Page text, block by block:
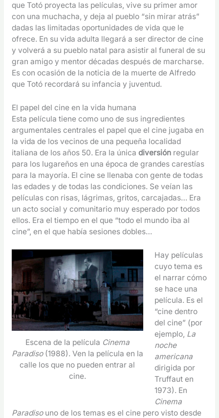
que Totó proyecta las películas, vive su primer amor
con una muchacha, y deja al pueblo “sin mirar atrás”
dadas las limitadas oportunidades de vida que le
ofrece. En su vida adulta llegará a ser director de cine
y volverá a su pueblo natal para asistir al funeral de su
gran amigo y mentor décadas después de marcharse.
Es con ocasión de la noticia de la muerte de Alfredo
que Totó recordará su infancia y juventud.
El papel del cine en la vida humana
Esta película tiene como uno de sus ingredientes
argumentales centrales el papel que el cine jugaba en
la vida de los vecinos de una pequeña localidad
italiana de los años 50. Era la única diversiónregular
para los lugareños en una época de grandes carestías
para la mayoría. El cine se llenaba con gente de todas
las edades y de todas las condiciones. Se veían las
películas con risas, lágrimas, gritos, carcajadas… Era
un acto social y comunitario muy esperado por todos
ellos. Era el tiempo en el que “todo el mundo iba al
cine”, en el que había sesiones dobles…
Escena de la película Cinema
Paradiso(1988). Ven la película en la
calle los que no pueden entrar al
cine.
Hay películas
cuyo tema es
el narrar cómo
se hace una
película. Es el
“cine dentro
del cine” (por
ejemplo, La
noche
americana
dirigida por
Truffaut en
1973). En
Cinema
Paradisouno de los temas es el cine pero visto desde